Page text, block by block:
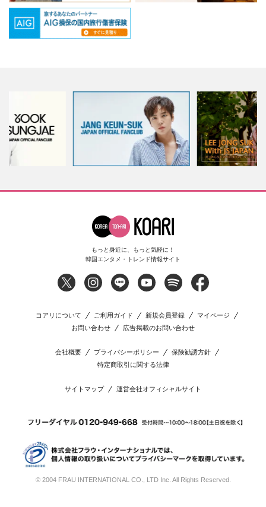
もっと身近に、もっと気軽に！
韓国エンタメ・トレンド情報サイト
コアリについて ご利用ガイド 新規会員登録
マイページ
お問い合わせ
広告掲載のお問い合わせ
会社概要 プライバシーポリシー
保険勧誘方針
特定商取引に関する法律
サイトマップ 運営会社オフィシャルサイト
© 2004 FRAU INTERNATIONAL CO., LTD Inc. All Rights Reserved.